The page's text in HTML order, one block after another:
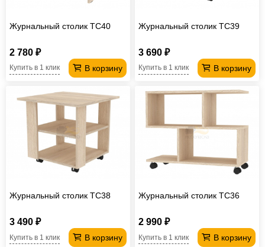
Журнальный столик TC40
2 780 ₽
В корзину
Купить в 1 клик
Журнальный столик TC39
3 690 ₽
В корзину
Купить в 1 клик
Журнальный столик TC38
3 490 ₽
В корзину
Купить в 1 клик
Журнальный столик TC36
2 990 ₽
В корзину
Купить в 1 клик